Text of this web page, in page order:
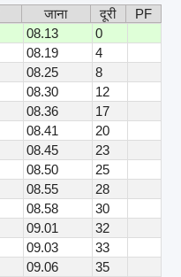
जाना दूरी
PF
08.13
0
08.19
4
08.25
8
08.30
12
08.36
17
08.41
20
08.45
23
08.50
25
08.55
28
08.58
30
09.01
32
09.03
33
09.06
35